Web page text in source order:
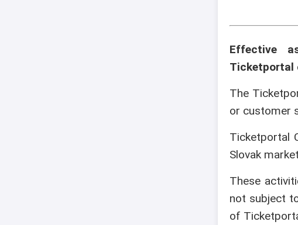
Effective
Ticketportal
The
or customer
Ticketportal
Slovak
These
not subject
of